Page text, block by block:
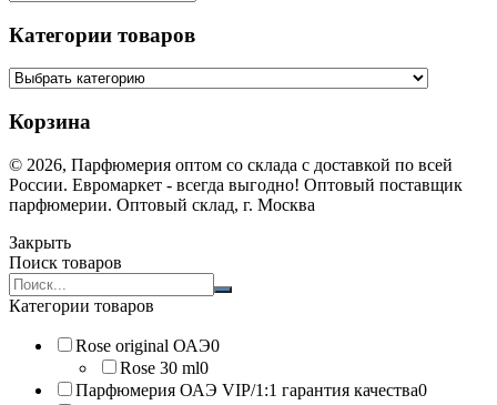
Категории товаров
Корзина
© 2026, Парфюмерия оптом со склада с доставкой по всей
России. Евромаркет - всегда выгодно! Оптовый поставщик
парфюмерии. Оптовый склад, г. Москва
Закрыть
Поиск товаров
Search
products:
Категории товаров
Rose original ОАЭ0
Rose 30 ml0
Парфюмерия ОАЭ VIP/1:1 гарантия качества0